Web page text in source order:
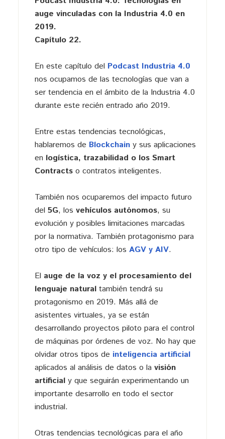
auge vinculadas con la Industria 4.0 en
2019.
Capítulo 22.
En este capítulo del Podcast Industria 4.0
nos ocupamos de las tecnologías que van a
ser tendencia en el ámbito de la Industria 4.0
durante este recién entrado año 2019.
Entre estas tendencias tecnológicas,
hablaremos de Blockchain y sus aplicaciones
en logística, trazabilidad o los Smart
Contractso contratos inteligentes.
También nos ocuparemos del impacto futuro
del 5G, los vehículos autónomos, su
evolución y posibles limitaciones marcadas
por la normativa. También protagonismo para
otro tipo de vehículos: los AGV y AIV.
El auge de la voz y el procesamiento del
lenguaje naturaltambién tendrá su
protagonismo en 2019. Más allá de
asistentes virtuales, ya se están
desarrollando proyectos piloto para el control
de máquinas por órdenes de voz. No hay que
olvidar otros tipos de inteligencia artificial
aplicados al análisis de datos o la visión
artificial y que seguirán experimentando un
importante desarrollo en todo el sector
industrial.
Otras tendencias tecnológicas para el año